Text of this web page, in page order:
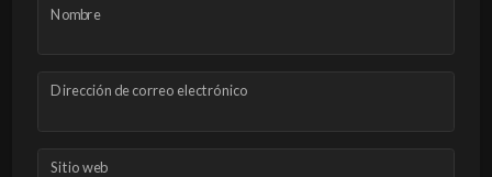
Nombre
Dirección de correo electrónico
Sitio web